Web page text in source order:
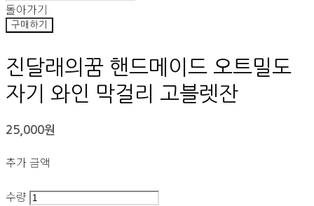
돌아가기
구매하기
진달래의꿈 핸드메이드 오트밀도
자기 와인 막걸리 고블렛잔
25,000원
추가 금액
수량